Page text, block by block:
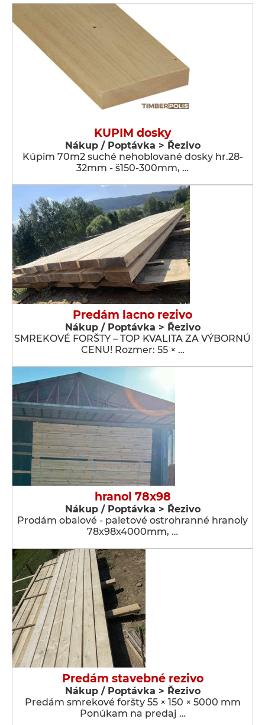
KUPIM dosky
Nákup / Poptávka > Řezivo
Kúpim 70m2 suché nehoblované dosky hr.28-
32mm - š150-300mm, …
Predám lacno rezivo
Nákup / Poptávka > Řezivo
SMREKOVÉ FORŠTY – TOP KVALITA ZA VÝBORNÚ
CENU! Rozmer: 55 × …
hranol 78x98
Nákup / Poptávka > Řezivo
Prodám obalové - paletové ostrohranné hranoly
78x98x4000mm, …
Predám stavebné rezivo
Nákup / Poptávka > Řezivo
Predám smrekové foršty 55 × 150 × 5000 mm
Ponúkam na predaj …